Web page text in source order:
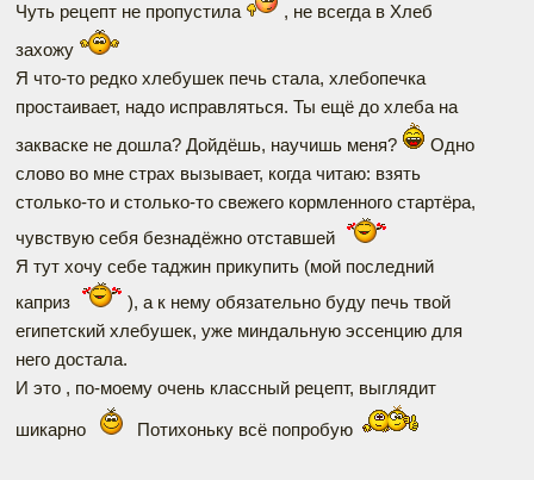
Чуть рецепт не пропустила
, не всегда в Хлеб
захожу
Я что-то редко хлебушек печь стала, хлебопечка
простаивает, надо исправляться. Ты ещё до хлеба на
закваске не дошла? Дойдёшь, научишь меня?
Одно
слово во мне страх вызывает, когда читаю: взять
столько-то и столько-то свежего кормленного стартёра,
чувствую себя безнадёжно отставшей
Я тут хочу себе таджин прикупить (мой последний
каприз
), а к нему обязательно буду печь твой
египетский хлебушек, уже миндальную эссенцию для
него достала.
И это , по-моему очень классный рецепт, выглядит
шикарно Потихоньку всё попробую